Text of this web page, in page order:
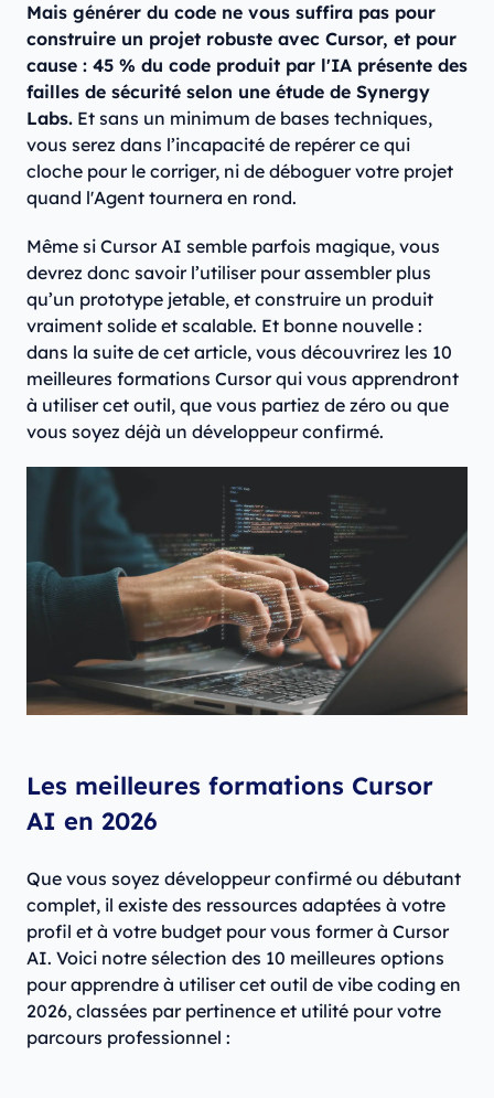
Mais générer du code ne vous suffira pas pour
construire un projet robuste avec Cursor, et pour
cause : 45 % du code produit par l'IA présente des
failles de sécurité selon une étude de Synergy
Labs. Et sans un minimum de bases techniques,
vous serez dans l’incapacité de repérer ce qui
cloche pour le corriger, ni de déboguer votre projet
quand l'Agent tournera en rond.
Même si Cursor AI semble parfois magique, vous
devrez donc savoir l’utiliser pour assembler plus
qu’un prototype jetable, et construire un produit
vraiment solide et scalable. Et bonne nouvelle :
dans la suite de cet article, vous découvrirez les 10
meilleures formations Cursor qui vous apprendront
à utiliser cet outil, que vous partiez de zéro ou que
vous soyez déjà un développeur confirmé.
Les meilleures formations Cursor
AI en 2026
Que vous soyez développeur confirmé ou débutant
complet, il existe des ressources adaptées à votre
profil et à votre budget pour vous former à Cursor
AI. Voici notre sélection des 10 meilleures options
pour apprendre à utiliser cet outil de vibe coding en
2026, classées par pertinence et utilité pour votre
parcours professionnel :